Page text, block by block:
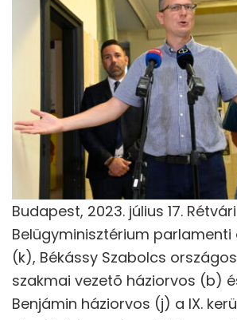
Budapest, 2023. július 17.
Belügyminisztérium
(k), Békássy Szabolcs
szakmai vezetõ háziorvos (b)
Benjámin háziorvos (j) a IX.